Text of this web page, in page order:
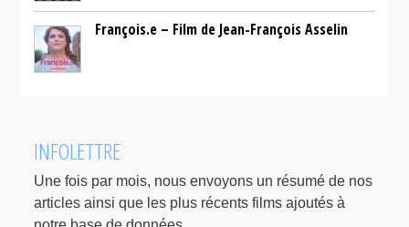
François.e – Film de Jean-François Asselin
INFOLETTRE
Une fois par mois, nous envoyons un résumé de nos
articles ainsi que les plus récents films ajoutés à